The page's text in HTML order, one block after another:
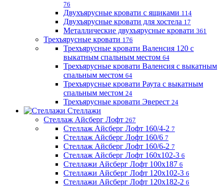
76
Двухъярусные кровати с ящиками 114
Двухъярусные кровати для хостела 17
Металлические двухъярусные кровати 361
Трехъярусные кровати 176
Трехъярусные кровати Валенсия 120 с
выкатным спальным местом 64
Трехъярусные кровати Валенсия с выкатным
спальным местом 64
Трехъярусные кровати Раута с выкатным
спальным местом 24
Трехъярусные кровати Эверест 24
Стеллажи
Стеллаж Айсберг Лофт 267
Стеллаж Айсберг Лофт 160/4-2 7
Стеллаж Айсберг Лофт 160/6 7
Стеллаж Айсберг Лофт 160/6-2 7
Стеллаж Айсберг Лофт 160х102-3 6
Стеллажи Айсберг Лофт 100х187 6
Стеллажи Айсберг Лофт 120х102-3 6
Стеллажи Айсберг Лофт 120х182-2 6